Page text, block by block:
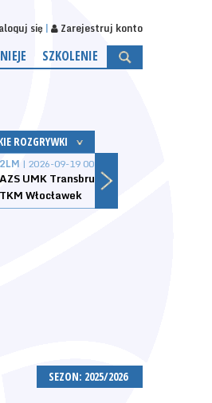
się Zarejestruj konto
SZKOLENIE
ROZGRYWKI
2LM | 2026-09-19 00:00
AZS UMK Transbruk Toruń
TKM Włocławek
SEZON: 2025/2026